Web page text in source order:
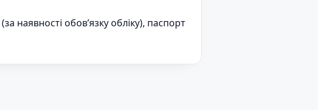
наявності обов’язку обліку), паспорт